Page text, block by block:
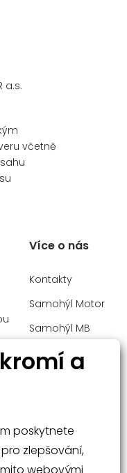
a.s.
včetně
Více o nás
Kontakty
Samohýl Motor
Samohýl MB
Ochrana
osobních údajů
a
poskytnete
zlepšování,